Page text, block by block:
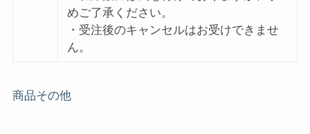
めご了承ください。
・受注後のキャンセルはお受けできませ
ん。
商品その他